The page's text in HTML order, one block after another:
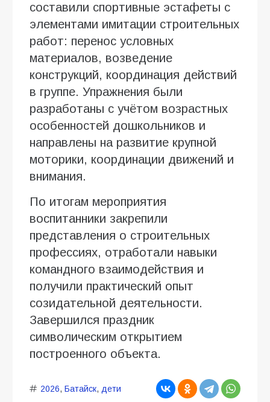
составили спортивные эстафеты с
элементами имитации строительных
работ: перенос условных
материалов, возведение
конструкций, координация действий
в группе. Упражнения были
разработаны с учётом возрастных
особенностей дошкольников и
направлены на развитие крупной
моторики, координации движений и
внимания.
По итогам мероприятия
воспитанники закрепили
представления о строительных
профессиях, отработали навыки
командного взаимодействия и
получили практический опыт
созидательной деятельности.
Завершился праздник
символическим открытием
построенного объекта.
2026, Батайск, дети